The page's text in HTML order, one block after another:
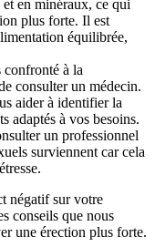
en minéraux, ce qui
plus forte. Il est
équilibrée,
confronté à la
consulter un médecin.
aider à identifier la
adaptés à vos besoins.
un professionnel
surviennent car cela
négatif sur votre
conseils que nous
une érection plus forte.